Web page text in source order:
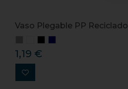
Vaso Plegable PP Reciclado
1,19 €